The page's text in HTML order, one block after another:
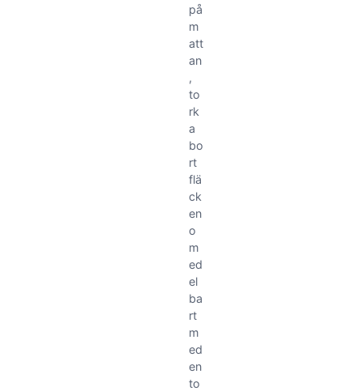
på
m
att
an
,
to
rk
a
bo
rt
flä
ck
en
o
m
ed
el
ba
rt
m
ed
en
to